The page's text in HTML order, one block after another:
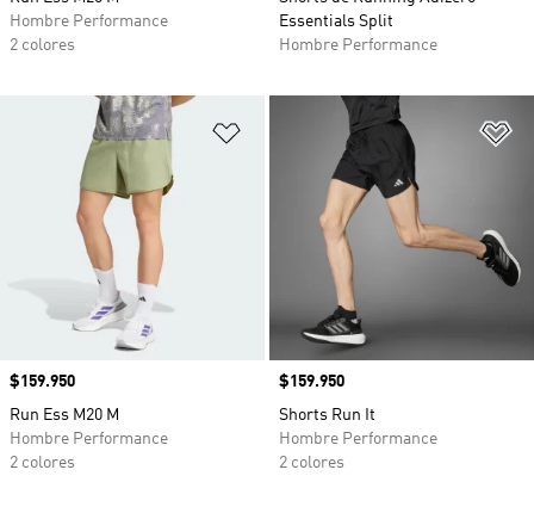
Hombre Performance
2 colores
Essentials Split
Hombre Performance
Añadir a la lista de deseos
Precio
$159.950
Run Ess M20 M
Hombre Performance
2 colores
Precio
$159.950
Shorts Run It
Hombre Performance
2 colores